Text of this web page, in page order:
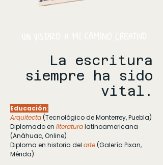
La escritura
siempre ha sido
vital.
Educación:
Arquitecta(Tecnológico de Monterrey, Puebla)
Diplomado en literaturalatinoamericana
(Anáhuac, Online)
Diploma en historia del arte(Galería Pixan,
Mérida)